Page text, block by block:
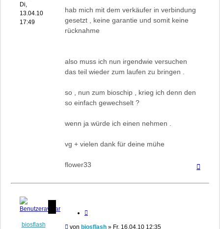
Di,
13.04.10
17:49
hab mich mit dem verkäufer in verbindung
gesetzt , keine garantie und somit keine
rücknahme
also muss ich nun irgendwie versuchen
das teil wieder zum laufen zu bringen .
so , nun zum bioschip , krieg ich denn den
so einfach gewechselt ?
wenn ja würde ich einen nehmen .
vg + vielen dank für deine mühe
flower33
biosflash
Beitrag
von biosflash » Fr, 16.04.10 12:35